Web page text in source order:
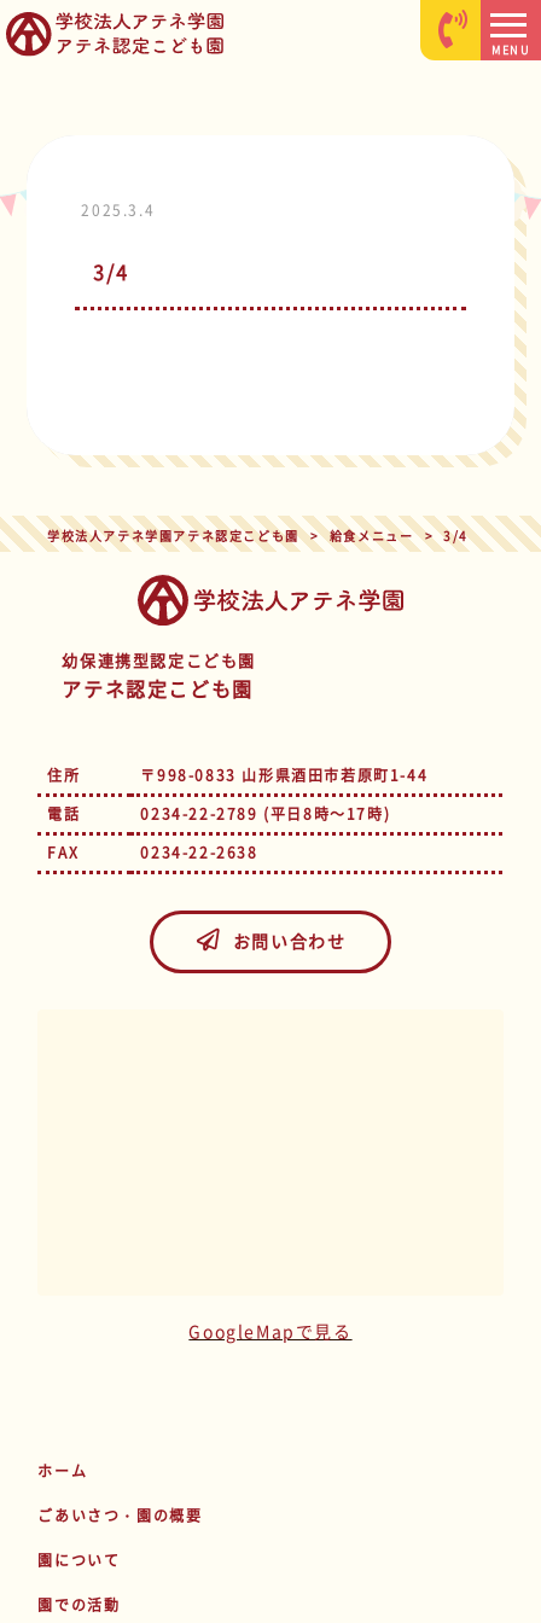
MENU
2025.3.4
3/4
学校法人アテネ学園アテネ認定こども園 > 給食メニュー > 3/4
幼保連携型認定こども園
アテネ認定こども園
住所
〒998-0833 山形県酒田市若原町1-44
電話
0234-22-2789 (平日8時～17時)
FAX
0234-22-2638
お問い合わせ
GoogleMapで見る
ホーム
ごあいさつ・園の概要
園について
園での活動